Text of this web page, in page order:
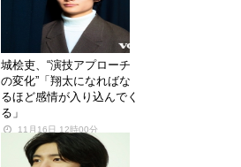
城桧吏、“演技アプローチ
の変化”「翔太になればな
るほど感情が入り込んでく
る」
11月16日 12時00分